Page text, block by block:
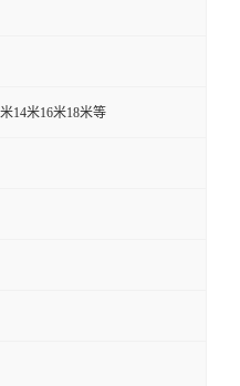
14米16米18米等